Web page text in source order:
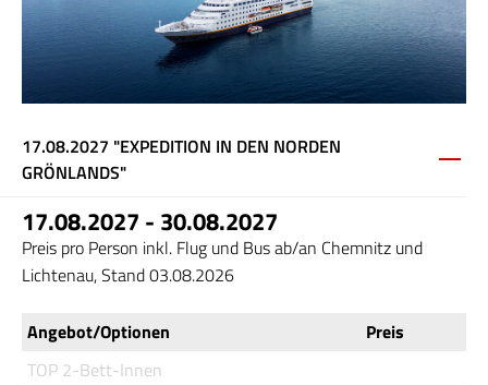
17.08.2027 "EXPEDITION IN DEN NORDEN
GRÖNLANDS"
17.08.2027 - 30.08.2027
Preis pro Person inkl. Flug und Bus ab/an Chemnitz und
Lichtenau, Stand 03.08.2026
Angebot/Optionen
Preis
TOP 2-Bett-Innen